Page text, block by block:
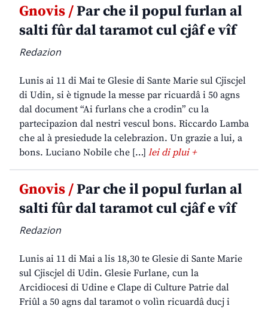
Gnovis /Par che il popul furlan al
salti fûr dal taramot cul cjâf e vîf
Redazion
Lunis ai 11 di Mai te Glesie di Sante Marie sul Cjiscjel
di Udin, si è tignude la messe par ricuardâ i 50 agns
dal document “Ai furlans che a crodin” cu la
partecipazion dal nestri vescul bons. Riccardo Lamba
che al à presiedude la celebrazion. Un grazie a lui, a
bons. Luciano Nobile che […] lei di plui +
Gnovis /Par che il popul furlan al
salti fûr dal taramot cul cjâf e vîf
Redazion
Lunis ai 11 di Mai a lis 18,30 te Glesie di Sante Marie
sul Cjiscjel di Udin. Glesie Furlane, cun la
Arcidiocesi di Udine e Clape di Culture Patrie dal
Friûl a 50 agns dal taramot o volìn ricuardâ ducj i